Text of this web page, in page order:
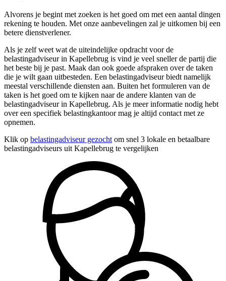
Alvorens je begint met zoeken is het goed om met een aantal dingen
rekening te houden. Met onze aanbevelingen zal je uitkomen bij een
betere dienstverlener.
Als je zelf weet wat de uiteindelijke opdracht voor de
belastingadviseur in Kapellebrug is vind je veel sneller de partij die
het beste bij je past. Maak dan ook goede afspraken over de taken
die je wilt gaan uitbesteden. Een belastingadviseur biedt namelijk
meestal verschillende diensten aan. Buiten het formuleren van de
taken is het goed om te kijken naar de andere klanten van de
belastingadviseur in Kapellebrug. Als je meer informatie nodig hebt
over een specifiek belastingkantoor mag je altijd contact met ze
opnemen.
Klik op belastingadviseur gezocht om snel 3 lokale en betaalbare
belastingadviseurs uit Kapellebrug te vergelijken